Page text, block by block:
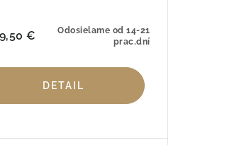
Odosielame od 14-21
prac.dní
€
DETAIL